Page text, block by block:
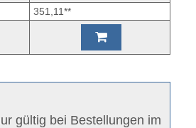
351,11**
gültig bei Bestellungen im